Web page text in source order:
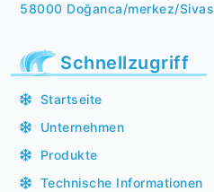
58000 Doğanca/merkez/Sivas
Schnellzugriff
Startseite
Unternehmen
Produkte
Technische Informationen